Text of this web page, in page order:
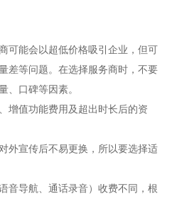
可能会以超低价格吸引企业，但可
差等问题。在选择服务商时，不要
、口碑等因素。
增值功能费用及超出时长后的资
外宣传后不易更换，所以要选择适
音导航、通话录音）收费不同，根